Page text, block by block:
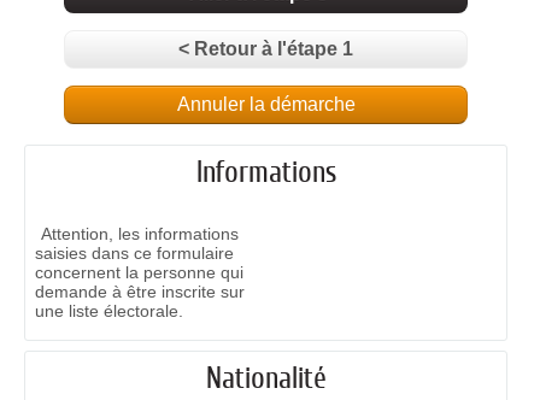
< Retour à l'étape 1
Annuler la démarche
Informations
Attention, les informations
saisies dans ce formulaire
concernent la personne qui
demande à être inscrite sur
une liste électorale.
Nationalité